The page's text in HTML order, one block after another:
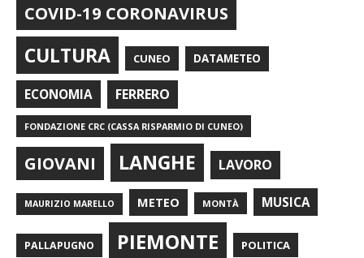
COVID-19 CORONAVIRUS
CULTURA CUNEO DATAMETEO
ECONOMIA FERRERO
FONDAZIONE CRC (CASSA RISPARMIO DI CUNEO)
GIOVANI LANGHE LAVORO
MAURIZIO MARELLO METEO MONTÀ MUSICA
PALLAPUGNO PIEMONTE POLITICA